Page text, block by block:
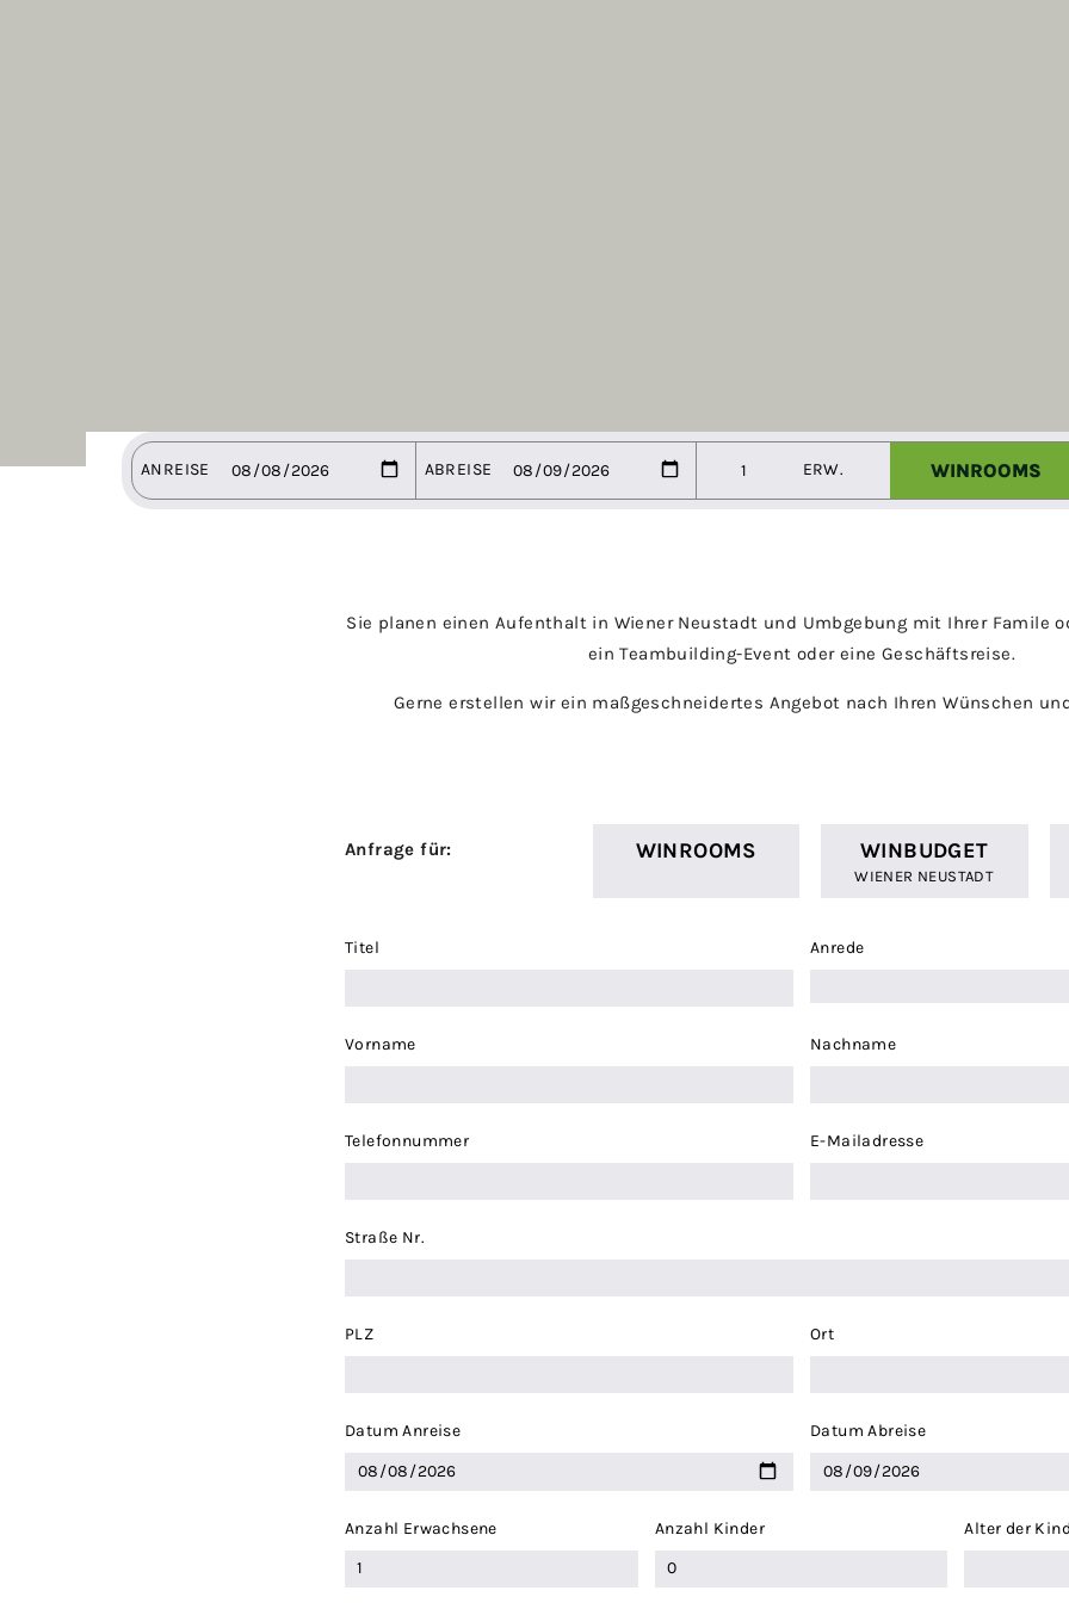
Sie planen einen Aufenthalt in Wiener Neustadt und Umbgebung mit Ihrer Famile
ein Teambuilding-Event oder eine Geschäftsreise.
Gerne erstellen wir ein maßgeschneidertes Angebot nach Ihren Wünschen
Anfrage für: WINROOMS WINBUDGET
WIENER NEUSTADT
Titel Anrede
Vorname Nachname
Telefonnummer E-Mailadresse
Straße Nr.
PLZ Ort
Datum Anreise Datum Abreise
Anzahl Erwachsene Anzahl Kinder Alter der